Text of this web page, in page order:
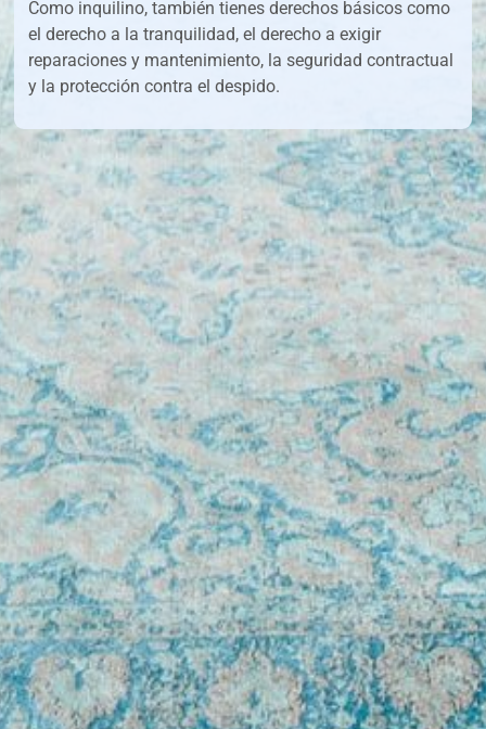
Como inquilino, también tienes derechos básicos como
el derecho a la tranquilidad, el derecho a exigir
reparaciones y mantenimiento, la seguridad contractual
y la protección contra el despido.